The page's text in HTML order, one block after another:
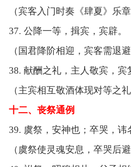
（宾客入门时奏《肆夏》乐
37. 公降一等，揖宾，宾辟。
（国君降阶相迎，宾客需退避
38. 献酬之礼，主人敬宾，宾
（主宾相互敬酒体现对等之礼
十二、丧祭通例
39. 虞祭，安神也；卒哭，讳
（虞祭使灵魂安息，卒哭后